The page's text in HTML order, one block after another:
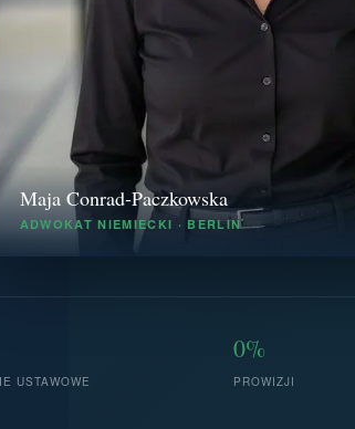
Maja Conrad-Paczkowska
ADWOKAT NIEMIECKI · BERLIN
USTAWOWE
0%
PROWIZJI